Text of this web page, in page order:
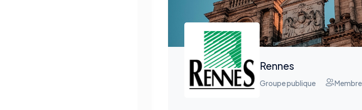
Rennes
Groupe publique